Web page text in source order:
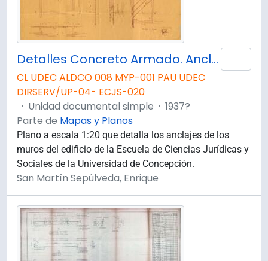
Detalles Concreto Armado. Anclaje de Muros. N°7
CL UDEC ALDCO 008 MYP-001 PAU UDEC
DIRSERV/UP-04- ECJS-020
· Unidad documental simple · 1937?
Parte de Mapas y Planos
Plano a escala 1:20 que detalla los anclajes de los
muros del edificio de la Escuela de Ciencias Jurídicas y
Sociales de la Universidad de Concepción.
San Martín Sepúlveda, Enrique